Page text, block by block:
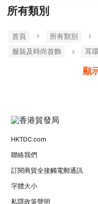
所有類別
首頁 所有類別
服裝及時尚首飾
耳環
顯
HKTDC.com
聯絡我們
訂閱商貿全接觸電郵通訊
字體大小
私隱政策聲明